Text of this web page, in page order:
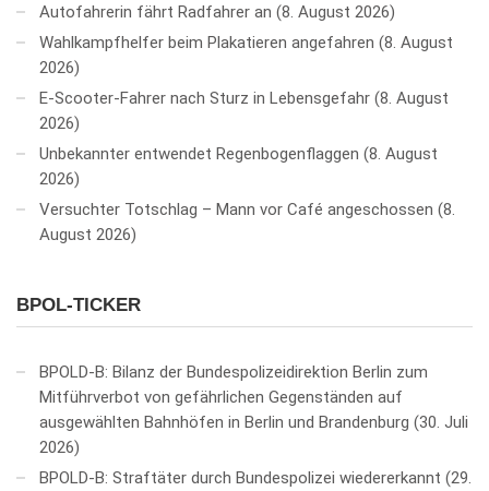
Autofahrerin fährt Radfahrer an 8. August 2026
Wahlkampfhelfer beim Plakatieren angefahren 8. August
2026
E-Scooter-Fahrer nach Sturz in Lebensgefahr 8. August
2026
Unbekannter entwendet Regenbogenflaggen 8. August
2026
Versuchter Totschlag – Mann vor Café angeschossen 8.
August 2026
BPOL-TICKER
BPOLD-B: Bilanz der Bundespolizeidirektion Berlin zum
Mitführverbot von gefährlichen Gegenständen auf
ausgewählten Bahnhöfen in Berlin und Brandenburg 30. Juli
2026
BPOLD-B: Straftäter durch Bundespolizei wiedererkannt 29.